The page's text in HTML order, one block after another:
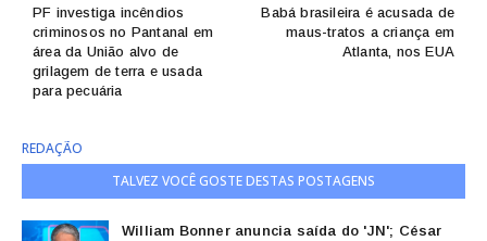
Babá brasileira é acusada de
maus-tratos a criança em
Atlanta, nos EUA
PF investiga incêndios
criminosos no Pantanal em
área da União alvo de
grilagem de terra e usada
para pecuária
REDAÇÃO
TALVEZ VOCÊ GOSTE DESTAS POSTAGENS
William Bonner anuncia saída do 'JN'; César